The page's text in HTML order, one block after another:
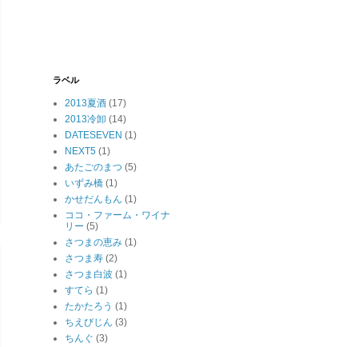
ラベル
2013夏酒 (17)
2013冷卸 (14)
DATESEVEN (1)
NEXT5 (1)
あたごのまつ (5)
いずみ橋 (1)
かせだんもん (1)
ココ・ファーム・ワイナ
リー (5)
さつまの恵み (1)
さつま寿 (2)
さつま白波 (1)
すてら (1)
たかたろう (1)
ちえびじん (3)
ちんぐ (3)